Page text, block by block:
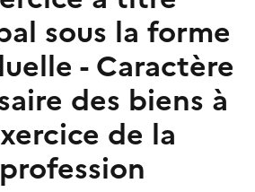
sous la forme
- Caractère
des biens à
de la
profession